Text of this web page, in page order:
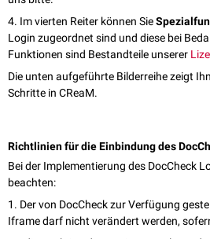
4. Im vierten Reiter können Sie
Login zugeordnet sind und diese bei
Funktionen sind Bestandteile unserer
Die unten aufgeführte Bilderreihe zeigt
Schritte in CReaM.
Richtlinien für die Einbindung des
Bei der Implementierung des DocCheck
beachten:
1. Der von DocCheck zur Verfügung
Iframe darf nicht verändert werden,